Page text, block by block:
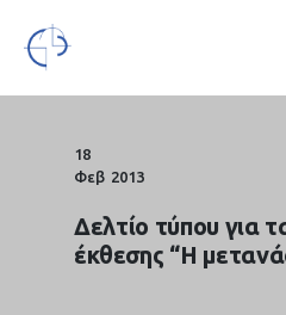
18
Φεβ 2013
Δελτίο τύπου για
έκθεσης “Η